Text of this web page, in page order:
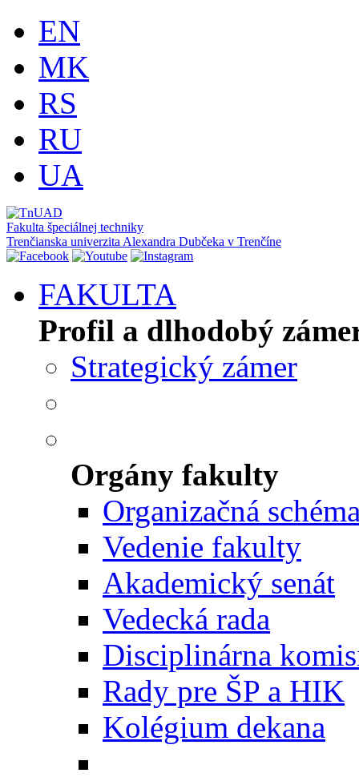
EN
MK
RS
RU
UA
Fakulta špeciálnej techniky
Trenčianska univerzita Alexandra Dubčeka v Trenčíne
FAKULTA
Profil a dlhodobý
Strategický zámer
Orgány fakulty
Organizačná
Vedenie fakulty
Akademický senát
Vedecká rada
Disciplinárna
Rady pre ŠP a HIK
Kolégium dekana